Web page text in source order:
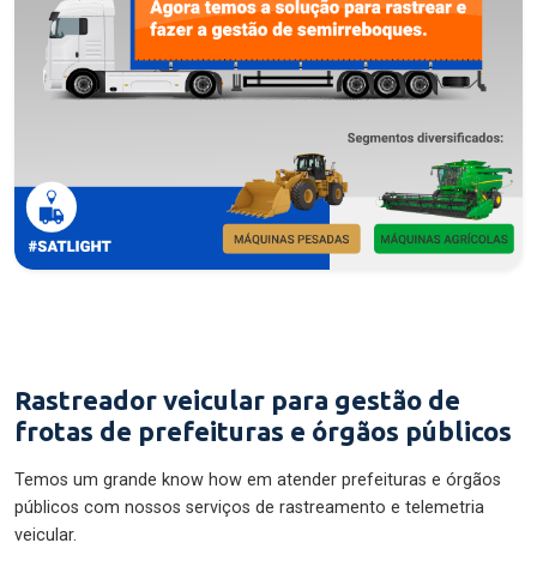
Rastreador veicular para gestão de
frotas de prefeituras e órgãos públicos
Temos um grande know how em atender prefeituras e órgãos
públicos com nossos serviços de rastreamento e telemetria
veicular.